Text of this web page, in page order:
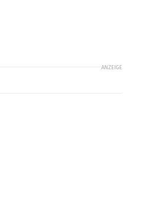
ANZEIGE